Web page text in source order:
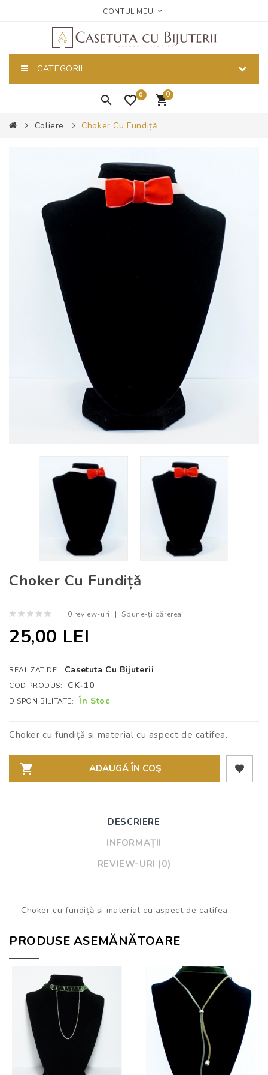
CONTUL MEU
CATEGORII
0
0
Coliere Choker Cu Fundiță
Choker Cu Fundiță
0 review-uri | Spune-ţi părerea
25,00 LEI
REALIZAT DE: Casetuta Cu Bijuterii
COD PRODUS: CK-10
DISPONIBILITATE: În Stoc
Choker cu fundiță si material cu aspect de catifea.
ADAUGĂ ÎN COŞ
DESCRIERE
INFORMAȚII
REVIEW-URI (0)
Choker cu fundiță si material cu aspect de catifea.
PRODUSE ASEMĂNĂTOARE